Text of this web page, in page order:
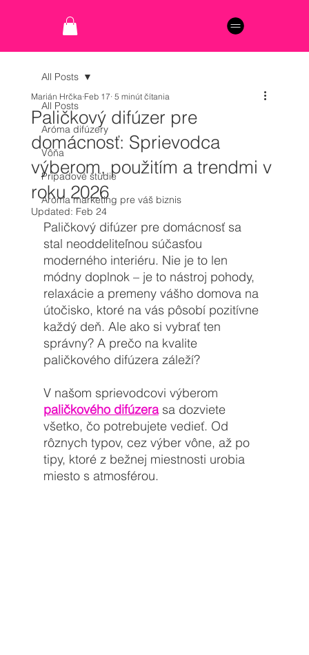
All Posts
Aróma difúzery
Vôňa
Prípadové štúdie
Aróma marketing pre váš biznis
All Posts
Paličkový difúzer pre
domácnosť: Sprievodca
výberom, použitím a trendmi v
roku 2026
Marián Hrčka Feb 17 5 minút čítania
Updated: Feb 24
Paličkový difúzer pre domácnosť sa
stal neoddeliteľnou súčasťou
moderného interiéru. Nie je to len
módny doplnok – je to nástroj pohody,
relaxácie a premeny vášho domova na
útočisko, ktoré na vás pôsobí pozitívne
každý deň. Ale ako si vybrať ten
správny? A prečo na kvalite
paličkového difúzera záleží?
V našom sprievodcovi výberom
paličkového difúzera sa dozviete
všetko, čo potrebujete vedieť. Od
rôznych typov, cez výber vône, až po
tipy, ktoré z bežnej miestnosti urobia
miesto s atmosférou.